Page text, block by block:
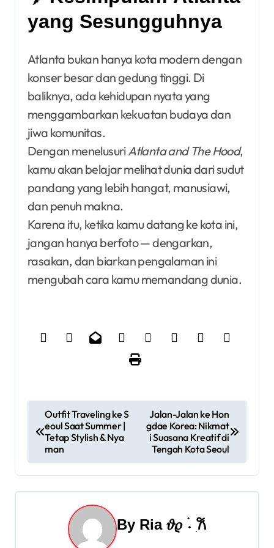
yang Sesungguhnya
Atlanta bukan hanya kota modern dengan
konser besar dan gedung tinggi. Di
baliknya, ada kehidupan nyata yang
menggambarkan kekuatan budaya dan
jiwa komunitas.
Dengan menelusuriAtlanta and The Hood,
kamu akan belajar melihat dunia dari sudut
pandang yang lebih hangat, manusiawi,
dan penuh makna.
Karena itu, ketika kamu datang ke kota ini,
jangan hanya berfoto — dengarkan,
rasakan, dan biarkan pengalaman ini
mengubah cara kamu memandang dunia.
a
v
i
Outfit Traveling ke S
eoul Saat Summer |
Tetap Stylish & Nya
man
Jalan-Jalan ke Hon
gdae Korea: Nikmat
i Suasana Kreatif di
Tengah Kota Seoul
By Ria 𝜗𝜚 ࣪˖ ִ𐙚